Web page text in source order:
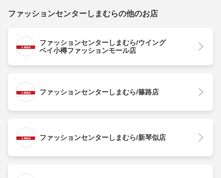
ファッションセンターしまむらの他のお店
ファッションセンターしまむら/ウイング
ベイ小樽ファッションモール店
ファッションセンターしまむら/篠路店
ファッションセンターしまむら/新琴似店